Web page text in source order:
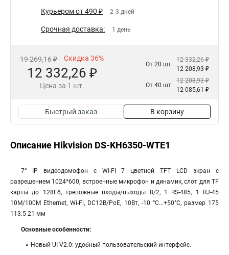
Курьером от 490 ₽ 2-3 дней
Срочная доставка: 1 день
19 269,16 ₽ Скидка 36%
12 332,26 ₽
Цена за 1 шт.
От 20 шт:
12 332,26 ₽
12 208,93 ₽
От 40 шт:
12 208,93 ₽
12 085,61 ₽
Быстрый заказ В корзину
Описание Hikvision DS-KH6350-WTE1
7“ IP видеодомофон с WI-FI 7 цветной TFT LCD экран с
разрешением 1024*600, встроенные микрофон и динамик, слот для TF
карты до 128Гб, тревожные входы/выходы 8/2, 1 RS-485, 1 RJ-45
10M/100M Ethernet, Wi-Fi, DC12В/PoE, 10Вт, -10 °C...+50°C, размер 175
113.5 21 мм
Основные особенности:
Новый UI V2.0: удобный пользовательский интерфейс.